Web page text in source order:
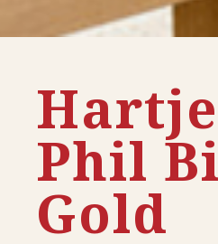
Phil
Gold